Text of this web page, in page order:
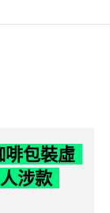
包裝虛
涉款